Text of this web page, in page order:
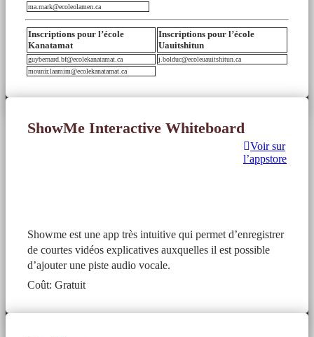
ma.mark@ecoleolamen.ca
Inscriptions pour l’école
Kanatamat
Inscriptions pour l’école
Uauitshitun
guybernard.bf@ecolekanatamat.ca
j.bolduc@ecoleuauitshitun.ca
mounir.laamim@ecolekanatamat.ca
ShowMe Interactive Whiteboard
Voir sur
l’appstore
Showme est une app très intuitive qui permet d’enregistrer
de courtes vidéos explicatives auxquelles il est possible
d’ajouter une piste audio vocale.
Coût: Gratuit